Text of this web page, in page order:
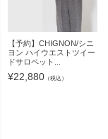
【予約】CHIGNON/シニ
ヨン ハイウエストツイー
ドサロペット...
¥22,880 （税込）